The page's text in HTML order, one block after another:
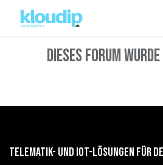
Dieses Forum
Telematik- und IoT-Lösungen für